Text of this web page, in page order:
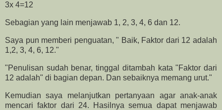
3x 4=12
Sebagian yang lain menjawab 1, 2, 3, 4, 6 dan 12.
Saya pun memberi penguatan, " Baik, Faktor dari 12 adalah
1,2, 3, 4, 6, 12."
"Penulisan sudah benar, tinggal ditambah kata "Faktor dari
12 adalah" di bagian depan. Dan sebaiknya memang urut."
Kemudian saya melanjutkan pertanyaan agar anak-anak
mencari faktor dari 24. Hasilnya semua dapat menjawab